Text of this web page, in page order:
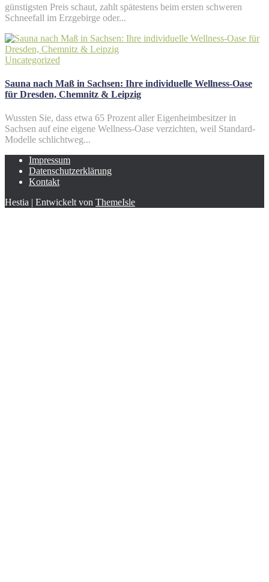
günstigsten Preis schaut, zahlt spätestens beim ersten schweren
Schneefall im Erzgebirge oder...
Uncategorized
Sauna nach Maß in Sachsen: Ihre individuelle Wellness-Oase
für Dresden, Chemnitz & Leipzig
Wussten Sie, dass etwa 65 Prozent aller Eigenheimbesitzer in
Sachsen auf eine eigene Wellness-Oase verzichten, weil Standard-
Modelle schlichtweg...
Impressum
Datenschutzerklärung
Kontakt
Hestia | Entwickelt von ThemeIsle